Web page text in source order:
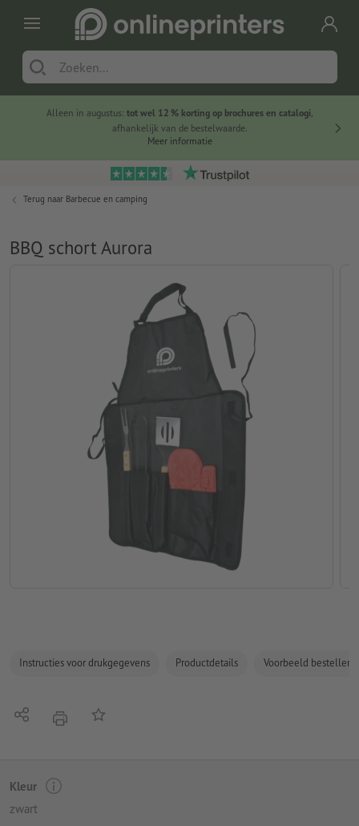
Alleen in augustus: tot wel 12 % korting op brochures en catalogi,
afhankelijk van de bestelwaarde.
Meer informatie
Terug naar Barbecue en camping
BBQ schort Aurora
Instructies voor drukgegevens Productdetails Voorbeeld bestellen
Delen afdrukkenOp de lijst
Kleur
zwart